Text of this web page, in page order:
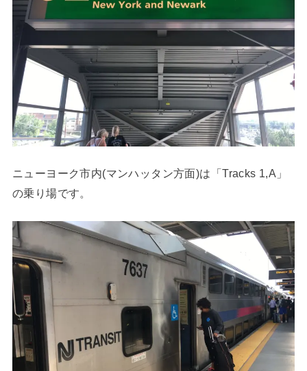
ニューヨーク市内(マンハッタン方面)は「Tracks 1,A」
の乗り場です。